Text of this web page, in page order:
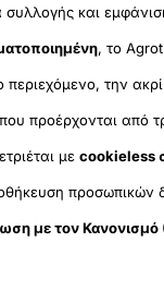
συλλογής και
, το
περιεχόμενο, την
προέρχονται από
μεcookieless
προσωπικών
με τον Κανονισμό